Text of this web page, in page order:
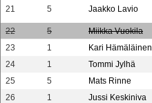
21 5 Jaakko Lavio
22 5 Miikka Vuokila
23
1 Kari Hämäläinen
24
1 Tommi Jylhä
25
5 Mats Rinne
26
1 Jussi Keskiniva